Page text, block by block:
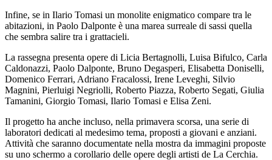
Infine, se in Ilario Tomasi un monolite enigmatico compare tra le
abitazioni, in Paolo Dalponte è una marea surreale di sassi quella
che sembra salire tra i grattacieli.
La rassegna presenta opere di Licia Bertagnolli, Luisa Bifulco, Carla
Caldonazzi, Paolo Dalponte, Bruno Degasperi, Elisabetta Doniselli,
Domenico Ferrari, Adriano Fracalossi, Irene Leveghi, Silvio
Magnini, Pierluigi Negriolli, Roberto Piazza, Roberto Segati, Giulia
Tamanini, Giorgio Tomasi, Ilario Tomasi e Elisa Zeni.
Il progetto ha anche incluso, nella primavera scorsa, una serie di
laboratori dedicati al medesimo tema, proposti a giovani e anziani.
Attività che saranno documentate nella mostra da immagini proposte
su uno schermo a corollario delle opere degli artisti de La Cerchia.